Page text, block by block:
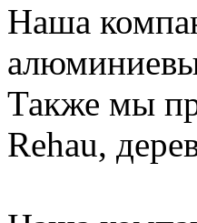
Наша
Также мы
Rehau,